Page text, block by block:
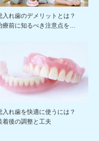
入れ歯のデメリットとは？
療前に知るべき注意点を…
入れ歯を快適に使うには？
着後の調整と工夫